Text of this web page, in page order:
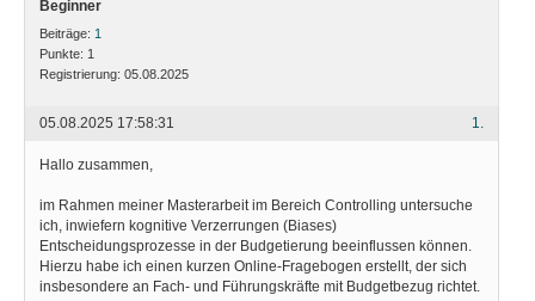
Beginner
Beiträge: 1
Punkte: 1
Registrierung: 05.08.2025
1.
05.08.2025 17:58:31
Hallo zusammen,
im Rahmen meiner Masterarbeit im Bereich Controlling untersuche
ich, inwiefern kognitive Verzerrungen (Biases)
Entscheidungsprozesse in der Budgetierung beeinflussen können.
Hierzu habe ich einen kurzen Online-Fragebogen erstellt, der sich
insbesondere an Fach- und Führungskräfte mit Budgetbezug richtet.